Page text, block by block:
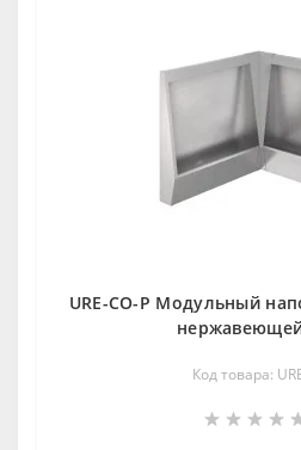
URE-CO-P Модульный
Код товара: